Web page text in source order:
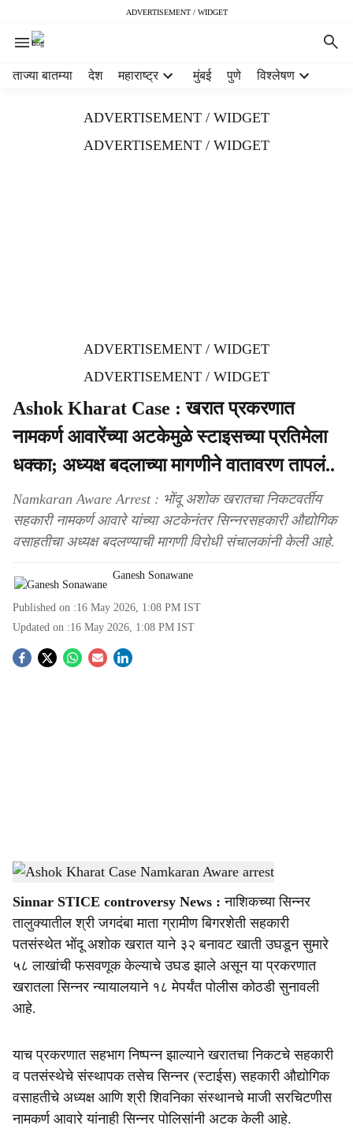
ADVERTISEMENT / WIDGET
ताज्या बातम्या देश महाराष्ट्र मुंबई पुणे विश्लेषण
ADVERTISEMENT / WIDGET
ADVERTISEMENT / WIDGET
ADVERTISEMENT / WIDGET
ADVERTISEMENT / WIDGET
Ashok Kharat Case : खरात प्रकरणात
नामकर्ण आवारेंच्या अटकेमुळे स्टाइसच्या प्रतिमेला
धक्का; अध्यक्ष बदलाच्या मागणीने वातावरण तापलं..
Namkaran Aware Arrest : भोंदू अशोक खरातचा निकटवर्तीय
सहकारी नामकर्ण आवारे यांच्या अटकेनंतर सिन्नरसहकारी औद्योगिक
वसाहतीचा अध्यक्ष बदलण्याची मागणी विरोधी संचालकांनी केली आहे.
Ganesh Sonawane
Published on :16 May 2026, 1:08 PM IST
Updated on :16 May 2026, 1:08 PM IST
S
a
r
e
Ashok Kharat Case Namkaran Aware arrest-Sarkarnama
Sinnar STICE controversy News : नाशिकच्या सिन्नर
तालुक्यातील श्री जगदंबा माता ग्रामीण बिगरशेती सहकारी
पतसंस्थेत भोंदू अशोक खरात याने ३२ बनावट खाती उघडून सुमारे
५८ लाखांची फसवणूक केल्याचे उघड झाले असून या प्रकरणात
खरातला सिन्नर न्यायालयाने १८ मेपर्यंत पोलीस कोठडी सुनावली
आहे.
याच प्रकरणात सहभाग निष्पन्न झाल्याने खरातचा निकटचे सहकारी
व पतसंस्थेचे संस्थापक तसेच सिन्नर (स्टाईस) सहकारी औद्योगिक
वसाहतीचे अध्यक्ष आणि श्री शिवनिका संस्थानचे माजी सरचिटणीस
नामकर्ण आवारे यांनाही सिन्नर पोलिसांनी अटक केली आहे.